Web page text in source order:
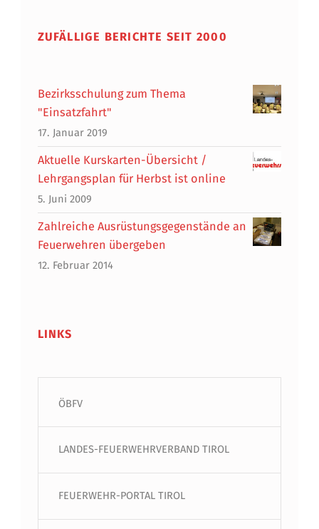
ZUFÄLLIGE BERICHTE SEIT 2000
Bezirksschulung zum Thema
"Einsatzfahrt"
17. Januar 2019
Aktuelle Kurskarten-Übersicht /
Lehrgangsplan für Herbst ist online
5. Juni 2009
Zahlreiche Ausrüstungsgegenstände an
Feuerwehren übergeben
12. Februar 2014
LINKS
ÖBFV
LANDES-FEUERWEHRVERBAND TIROL
FEUERWEHR-PORTAL TIROL